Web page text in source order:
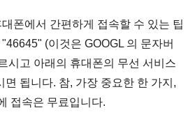
폰에서 간편하게 접속할 수 있는 팁
(이것은 GOOGL 의 문자버
시고 아래의 휴대폰의 무선 서비스
면 됩니다. 참, 가장 중요한 한 가지,
접속은 무료입니다.